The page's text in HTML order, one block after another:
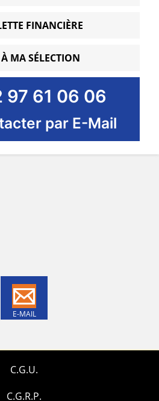
FINANCIÈRE
MA SÉLECTION
97 61 06 06
par E-Mail
E-MAIL
C.G.U.
C.G.R.P.